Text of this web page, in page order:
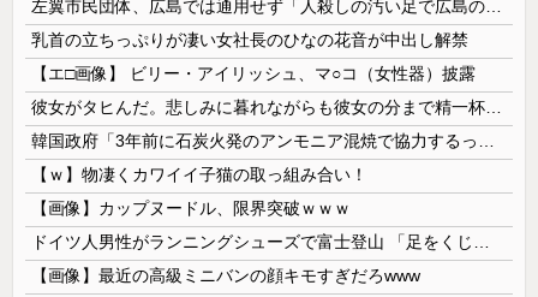
乳首の立ちっぷりが凄い女社長のひなの花音が中出し解禁
【エ□画像】 ビリー・アイリッシュ、マ○コ（女性器）披露
【ｗ】物凄くカワイイ子猫の取っ組み合い！
【画像】カップヌードル、限界突破ｗｗｗ
【画像】最近の高級ミニバンの顔キモすぎだろwww